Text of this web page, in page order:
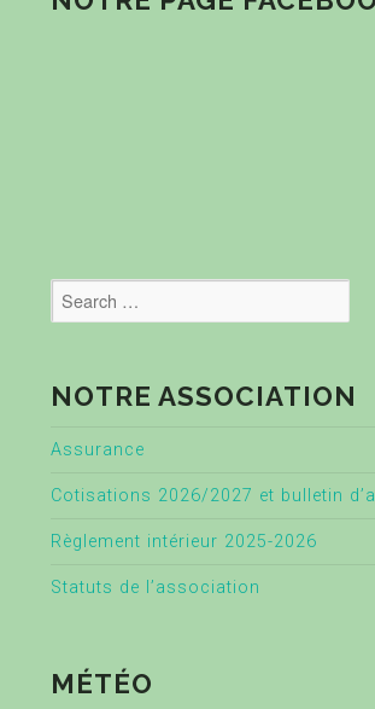
NOTRE ASSOCIATION
Assurance
Cotisations 2026/2027 et bulletin
Règlement intérieur 2025-2026
Statuts de l’association
MÉTÉO